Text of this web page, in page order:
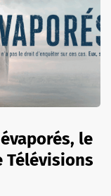
le
Télévisions